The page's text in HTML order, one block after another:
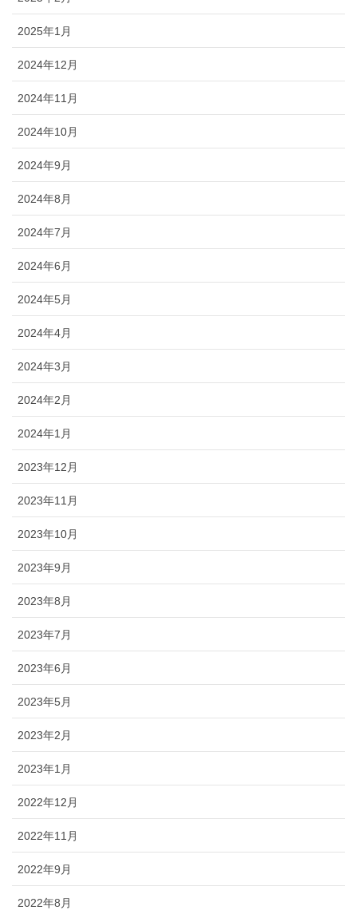
2025年1月
2024年12月
2024年11月
2024年10月
2024年9月
2024年8月
2024年7月
2024年6月
2024年5月
2024年4月
2024年3月
2024年2月
2024年1月
2023年12月
2023年11月
2023年10月
2023年9月
2023年8月
2023年7月
2023年6月
2023年5月
2023年2月
2023年1月
2022年12月
2022年11月
2022年9月
2022年8月